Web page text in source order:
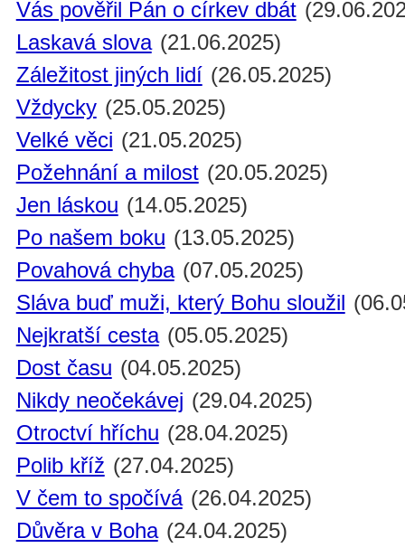
Vás pověřil Pán o církev dbát
Laskavá slova (21.06.2025)
Záležitost jiných lidí (26.05.2025)
Vždycky (25.05.2025)
Velké věci (21.05.2025)
Požehnání a milost (20.05.2025)
Jen láskou (14.05.2025)
Po našem boku (13.05.2025)
Povahová chyba (07.05.2025)
Sláva buď muži, který Bohu sloužil
Nejkratší cesta (05.05.2025)
Dost času (04.05.2025)
Nikdy neočekávej (29.04.2025)
Otroctví hříchu (28.04.2025)
Polib kříž (27.04.2025)
V čem to spočívá (26.04.2025)
Důvěra v Boha (24.04.2025)